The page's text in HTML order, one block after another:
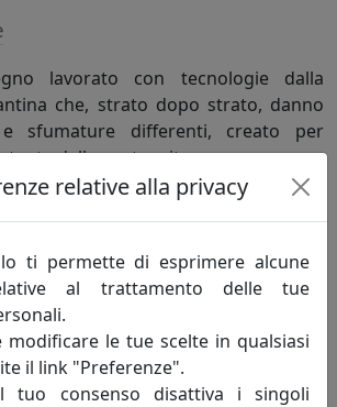
lavorato con tecnologie dalla
che, strato dopo strato, danno
sfumature differenti, creato per
della nostra vita.
Decor fatto in Italia. Realizziamo
per la casa e per la tavola che
la creatività e la tradizione
con le più avanzate tecnologie
relative alla privacy
ti permette di esprimere alcune
al trattamento delle tue
modificare le tue scelte in qualsiasi
il link "Preferenze".
tuo consenso disattiva i singoli